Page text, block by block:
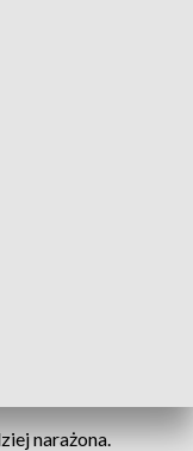
narażona.